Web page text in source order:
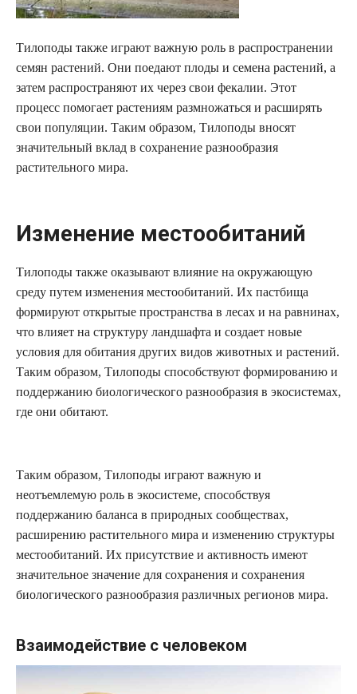
Тилоподы также играют важную роль в распространении
семян растений. Они поедают плоды и семена растений, а
затем распространяют их через свои фекалии. Этот
процесс помогает растениям размножаться и расширять
свои популяции. Таким образом, Тилоподы вносят
значительный вклад в сохранение разнообразия
растительного мира.
Изменение местообитаний
Тилоподы также оказывают влияние на окружающую
среду путем изменения местообитаний. Их пастбища
формируют открытые пространства в лесах и на равнинах,
что влияет на структуру ландшафта и создает новые
условия для обитания других видов животных и растений.
Таким образом, Тилоподы способствуют формированию и
поддержанию биологического разнообразия в экосистемах,
где они обитают.
Таким образом, Тилоподы играют важную и
неотъемлемую роль в экосистеме, способствуя
поддержанию баланса в природных сообществах,
расширению растительного мира и изменению структуры
местообитаний. Их присутствие и активность имеют
значительное значение для сохранения и сохранения
биологического разнообразия различных регионов мира.
Взаимодействие с человеком